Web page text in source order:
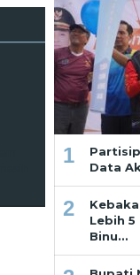
1
Data
2
Lebih
Binu…